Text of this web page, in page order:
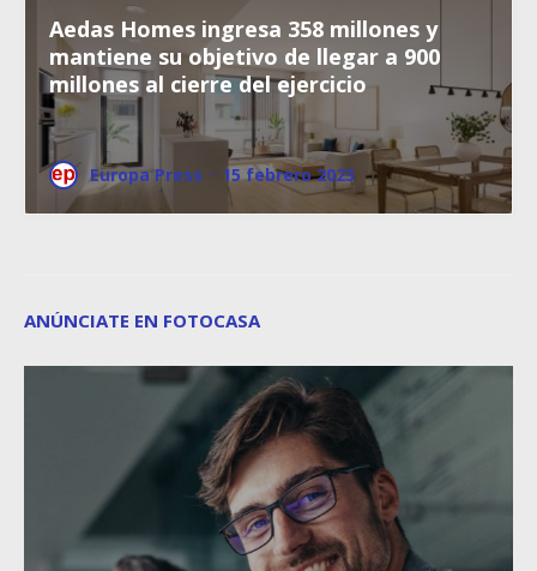
Aedas Homes ingresa 358 millones y
mantiene su objetivo de llegar a 900
millones al cierre del ejercicio
Europa Press · 15 febrero 2023
ANÚNCIATE EN FOTOCASA